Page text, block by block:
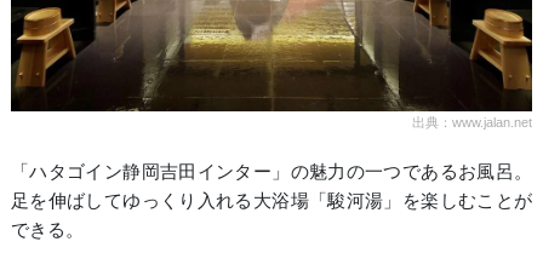
出典：www.jalan.net
「ハタゴイン静岡吉田インター」の魅力の一つであるお風呂。
足を伸ばしてゆっくり入れる大浴場「駿河湯」を楽しむことが
できる。